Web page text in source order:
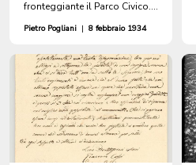
fronteggiante il Parco Civico.
Pietro Pogliani | 8 febbraio 1934